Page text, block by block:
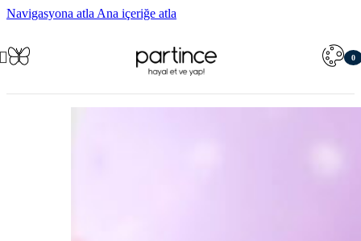
Navigasyona atla Ana içeriğe atla
0